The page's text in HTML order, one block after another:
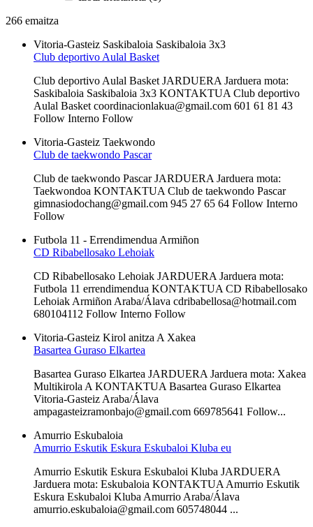
266 emaitza
Vitoria-Gasteiz Saskibaloia Saskibaloia 3x3
Club deportivo Aulal Basket
Club deportivo Aulal Basket JARDUERA Jarduera mota:
Saskibaloia Saskibaloia 3x3 KONTAKTUA Club deportivo
Aulal Basket coordinacionlakua@gmail.com 601 61 81 43
Follow Interno Follow
Vitoria-Gasteiz Taekwondo
Club de taekwondo Pascar
Club de taekwondo Pascar JARDUERA Jarduera mota:
Taekwondoa KONTAKTUA Club de taekwondo Pascar
gimnasiodochang@gmail.com 945 27 65 64 Follow Interno
Follow
Futbola 11 - ErrendimenduaArmiñon
CD Ribabellosako Lehoiak
CD Ribabellosako Lehoiak JARDUERA Jarduera mota:
Futbola 11 errendimendua KONTAKTUA CD Ribabellosako
Lehoiak Armiñon Araba/Álava cdribabellosa@hotmail.com
680104112 Follow Interno Follow
Vitoria-Gasteiz Kirol anitza A Xakea
Basartea Guraso Elkartea
Basartea Guraso Elkartea JARDUERA Jarduera mota: Xakea
Multikirola A KONTAKTUA Basartea Guraso Elkartea
Vitoria-Gasteiz Araba/Álava
ampagasteizramonbajo@gmail.com 669785641 Follow...
Amurrio Eskubaloia
Amurrio Eskutik Eskura Eskubaloi Kluba eu
Amurrio Eskutik Eskura Eskubaloi Kluba JARDUERA
Jarduera mota: Eskubaloia KONTAKTUA Amurrio Eskutik
Eskura Eskubaloi Kluba Amurrio Araba/Álava
amurrio.eskubaloia@gmail.com 605748044 ...